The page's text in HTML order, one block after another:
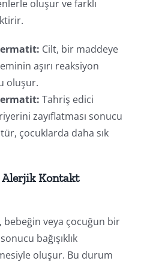
oluşur ve farklı
Cilt, bir maddeye
aşırı reaksiyon
oluşur.
Tahriş edici
zayıflatması sonucu
çocuklarda daha sık
Alerjik Kontakt
veya çocuğun bir
bağışıklık
oluşur. Bu durum